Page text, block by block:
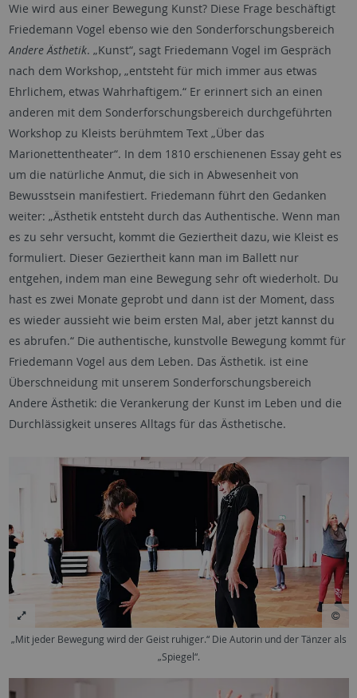
Wie wird aus einer Bewegung Kunst? Diese Frage beschäftigt
Friedemann Vogel ebenso wie den Sonderforschungsbereich
Andere Ästhetik. „Kunst“, sagt Friedemann Vogel im Gespräch
nach dem Workshop, „entsteht für mich immer aus etwas
Ehrlichem, etwas Wahrhaftigem.“ Er erinnert sich an einen
anderen mit dem Sonderforschungsbereich durchgeführten
Workshop zu Kleists berühmtem Text „Über das
Marionettentheater“. In dem 1810 erschienenen Essay geht es
um die natürliche Anmut, die sich in Abwesenheit von
Bewusstsein manifestiert. Friedemann führt den Gedanken
weiter: „Ästhetik entsteht durch das Authentische. Wenn man
es zu sehr versucht, kommt die Geziertheit dazu, wie Kleist es
formuliert. Dieser Geziertheit kann man im Ballett nur
entgehen, indem man eine Bewegung sehr oft wiederholt. Du
hast es zwei Monate geprobt und dann ist der Moment, dass
es wieder aussieht wie beim ersten Mal, aber jetzt kannst du
es abrufen.“ Die authentische, kunstvolle Bewegung kommt für
Friedemann Vogel aus dem Leben. Das Ästhetik. ist eine
Überschneidung mit unserem Sonderforschungsbereich
Andere Ästhetik: die Verankerung der Kunst im Leben und die
Durchlässigkeit unseres Alltags für das Ästhetische.
„Mit jeder Bewegung wird der Geist ruhiger.“ Die Autorin und der Tänzer als
„Spiegel“.